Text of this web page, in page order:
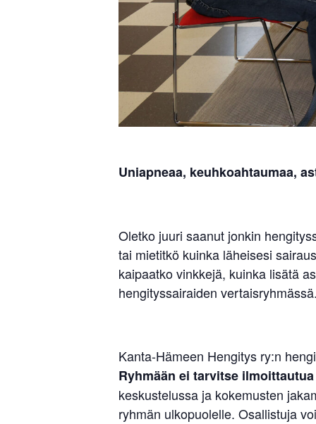
Uniapneaa, keuhkoahtaumaa,
Oletko juuri saanut jonkin
tai mietitkö kuinka läheisesi
kaipaatko vinkkejä, kuinka lisätä
hengityssairaiden vertaisryhmässä.
Kanta-Hämeen Hengitys ry:n
Ryhmään ei tarvitse
keskustelussa ja kokemusten
ryhmän ulkopuolelle. Osallistuja